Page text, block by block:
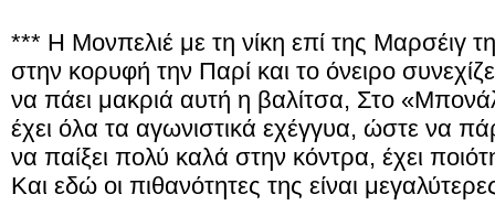
*** Η Μονπελιέ με τη νίκη επί της Μαρσέιγ
στην κορυφή την Παρί και το όνειρο
να πάει μακριά αυτή η βαλίτσα, Στο
έχει όλα τα αγωνιστικά εχέγγυα, ώστε να
να παίξει πολύ καλά στην κόντρα, έχει
Και εδώ οι πιθανότητες της είναι